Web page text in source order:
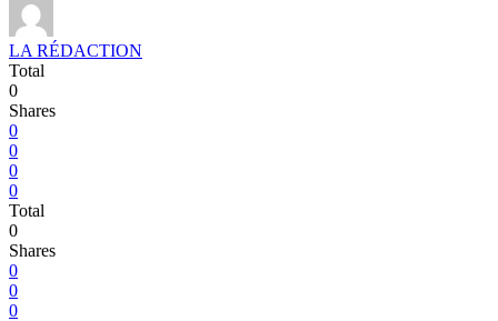
LA RÉDACTION
Total
0
Shares
0
0
0
0
Total
0
Shares
0
0
0